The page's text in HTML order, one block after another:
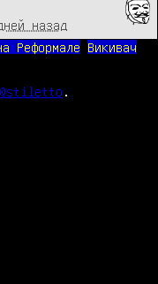
назад
Реформале
Викивач
@stiletto